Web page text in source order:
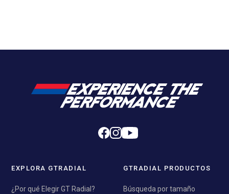
EXPLORA GTRADIAL
¿Por qué Elegir GT Radial?
GTRADIAL PRODUCTOS
Búsqueda por tamaño